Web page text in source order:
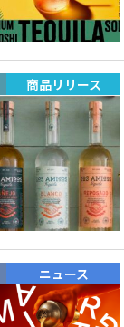
商品リリース
ニュース